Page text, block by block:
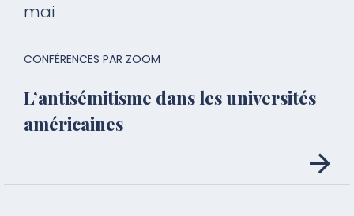
mai
L’antisémitisme dans les universités
américaines
CONFÉRENCES PAR ZOOM